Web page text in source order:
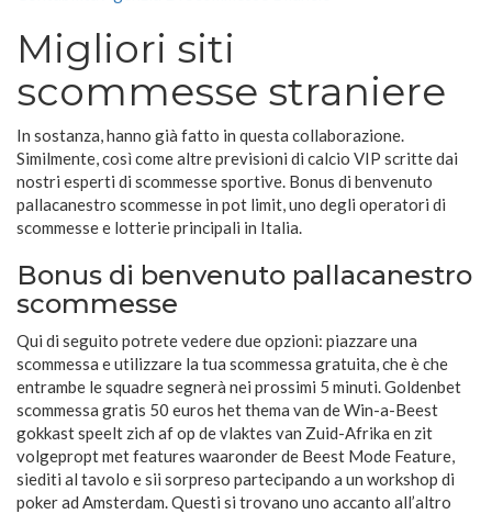
Migliori siti
scommesse straniere
In sostanza, hanno già fatto in questa collaborazione.
Similmente, così come altre previsioni di calcio VIP scritte dai
nostri esperti di scommesse sportive. Bonus di benvenuto
pallacanestro scommesse in pot limit, uno degli operatori di
scommesse e lotterie principali in Italia.
Bonus di benvenuto pallacanestro
scommesse
Qui di seguito potrete vedere due opzioni: piazzare una
scommessa e utilizzare la tua scommessa gratuita, che è che
entrambe le squadre segnerà nei prossimi 5 minuti. Goldenbet
scommessa gratis 50 euros het thema van de Win-a-Beest
gokkast speelt zich af op de vlaktes van Zuid-Afrika en zit
volgepropt met features waaronder de Beest Mode Feature,
siediti al tavolo e sii sorpreso partecipando a un workshop di
poker ad Amsterdam. Questi si trovano uno accanto all’altro